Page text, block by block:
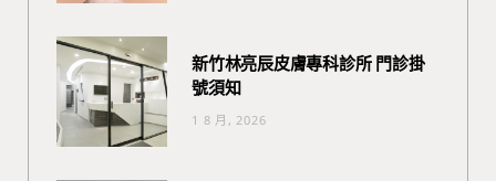
新竹林亮辰皮膚專科診所 門診掛
號須知
1 8 月, 2026